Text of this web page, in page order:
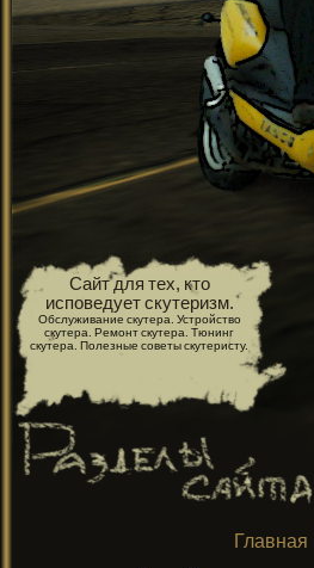
Сайт для тех, кто
исповедует скутеризм.
Обслуживание скутера. Устройство
скутера. Ремонт скутера. Тюнинг
скутера. Полезные советы скутеристу.
Главная